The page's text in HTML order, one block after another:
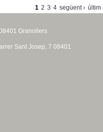
1 2 3 4 següent › últim
Granollers
Sant Josep, 7 08401